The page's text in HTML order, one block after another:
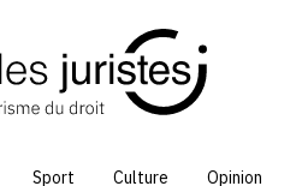
Sport Culture Opinion